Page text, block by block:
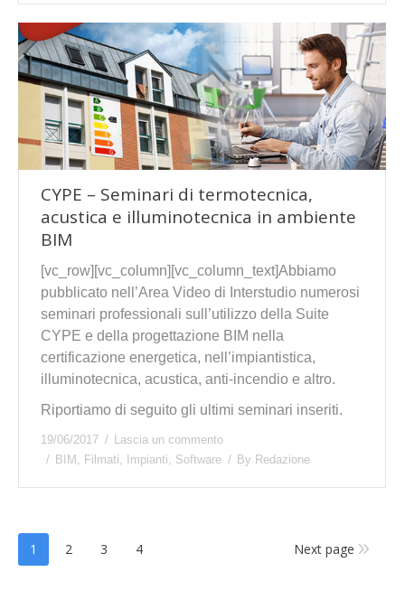
CYPE – Seminari di termotecnica,
acustica e illuminotecnica in ambiente
BIM
[vc_row][vc_column][vc_column_text]Abbiamo
pubblicato nell’Area Video di Interstudio numerosi
seminari professionali sull’utilizzo della Suite
CYPE e della progettazione BIM nella
certificazione energetica, nell’impiantistica,
illuminotecnica, acustica, anti-incendio e altro.
Riportiamo di seguito gli ultimi seminari inseriti.
19/06/2017
Lascia un commento
BIM
Filmati Impianti Software By Redazione
1 2 3 4 Next page